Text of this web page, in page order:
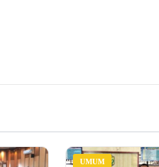
UMUM